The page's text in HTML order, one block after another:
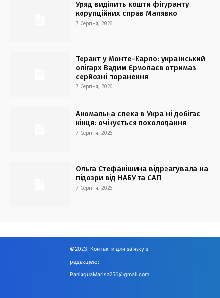
Уряд виділить кошти фігуранту
корупційних справ Малявко
7 Серпня, 2026
Теракт у Монте-Карло: український
олігарх Вадим Єрмолаєв отримав
серйозні поранення
7 Серпня, 2026
Аномальна спека в Україні добігає
кінця: очікується похолодання
7 Серпня, 2026
Ольга Стефанішина відреагувала на
підозри від НАБУ та САП
7 Серпня, 2026
©2023, Контакти для зв'язку з
редакцією:
PaniaguaMarisa256@gmail.com